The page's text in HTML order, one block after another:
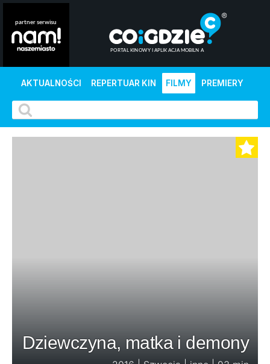
AKTUALNOŚCI REPERTUAR KIN FILMY PREMIERY
Dziewczyna, matka i demony